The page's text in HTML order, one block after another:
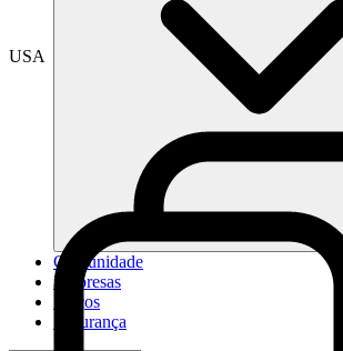
Comunidade
Empresas
Preços
Segurança
USA